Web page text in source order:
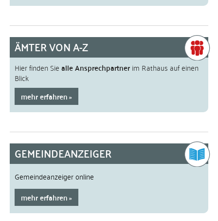
ÄMTER VON A-Z
Hier finden Siealle Ansprechpartnerim Rathaus auf einen
Blick
mehr erfahren
GEMEINDEANZEIGER
Gemeindeanzeiger online
mehr erfahren